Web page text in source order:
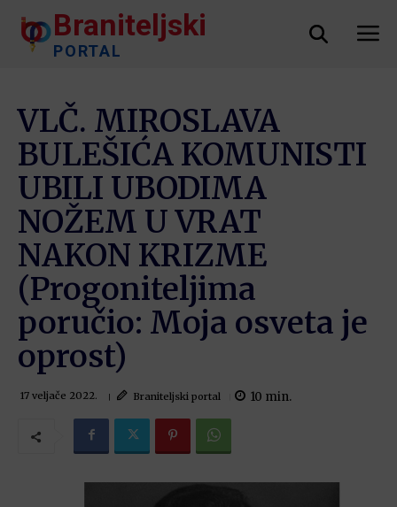
Braniteljski
PORTAL
VLČ. MIROSLAVA
BULEŠIĆA KOMUNISTI
UBILI UBODIMA
NOŽEM U VRAT
NAKON KRIZME
(Progoniteljima
poručio: Moja osveta je
oprost)
17 veljače 2022. Braniteljski portal 10 min.